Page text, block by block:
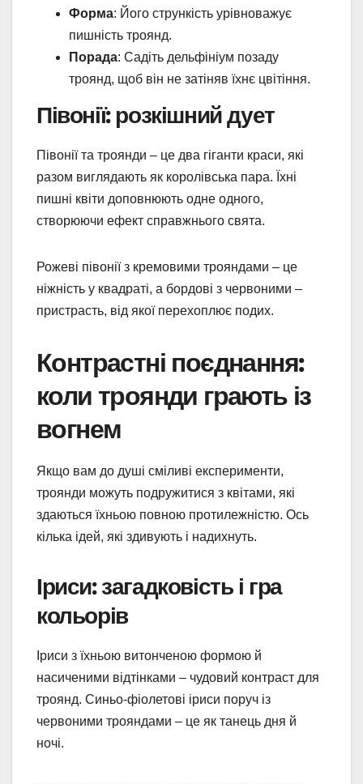
Форма: Його стрункість урівноважує
пишність троянд.
Порада: Садіть дельфініум позаду
троянд, щоб він не затіняв їхнє цвітіння.
Півонії: розкішний дует
Півонії та троянди – це два гіганти краси, які
разом виглядають як королівська пара. Їхні
пишні квіти доповнюють одне одного,
створюючи ефект справжнього свята.
Рожеві півонії з кремовими трояндами – це
ніжність у квадраті, а бордові з червоними –
пристрасть, від якої перехоплює подих.
Контрастні поєднання:
коли троянди грають із
вогнем
Якщо вам до душі сміливі експерименти,
троянди можуть подружитися з квітами, які
здаються їхньою повною протилежністю. Ось
кілька ідей, які здивують і надихнуть.
Іриси: загадковість і гра
кольорів
Іриси з їхньою витонченою формою й
насиченими відтінками – чудовий контраст для
троянд. Синьо-фіолетові іриси поруч із
червоними трояндами – це як танець дня й
ночі.